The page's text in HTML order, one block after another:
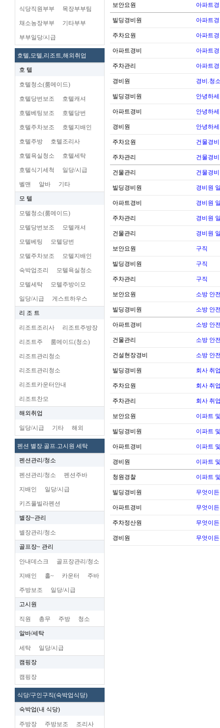
식당직원부부 목장부부팀
채소농장부부 기타부부
부부일당/시급
호텔,모텔,리조트,해외취업
호 텔
호텔청소(룸메이드)
호텔당번보조 호텔캐셔
호텔베팅보조 호텔당번
호텔주차보조 호텔지배인
호텔주방 호텔조리사
호텔욕실청소 호텔세탁
호텔식기세척 일당/시급
벨맨 알바 기타
모 텔
모텔청소(룸메이드)
모텔당번보조 모텔캐셔
모텔베팅 모텔당번
모텔주차보조 모텔지배인
숙박업조리 모텔욕실청소
모텔세탁 모텔주방이모
일당/시급 게스트하우스
리 조 트
리조트조리사 리조트주방장
리조트주 룸메이드(청소)
리조트관리청소
리조트관리청소
리조트카운터안내
리조트찬모
해외취업
일당/시급 기타 해외
펜션 별장.골프.고시원 세탁
펜션관리/청소
펜션관리/청소 펜션주바
지배인 일당/시급
키즈풀빌라펜션
별장~관리
별장관리/청소
골프장~ 관리
안내데스크 골프장관리/청소
지배인 홀~ 카운터 주바
주방보조 일당/시급
고시원
직원 총무 주방 청소
알바/세탁
세탁 일당/시급
캠핑장
캠핑장
식당/구인구직(숙박업식당)
숙박업(내 식당)
주방장 주방보조 조리사
보안요원 아파트
빌딩경비원 아파트
주차요원 아파트
아파트경비 아파트
주차관리 아파트
경비원 경비.청
빌딩경비원 안녕하
아파트경비 안녕하
경비원 안녕하
주차요원 건물경
주차관리 건물경
건물관리 건물경
빌딩경비원 경비원
아파트경비 경비원
주차관리 경비원
건물관리 경비원
보안요원 구직
빌딩경비원 구직
주차관리 구직
보안요원 소방 안
빌딩경비원 소방 안
아파트경비 소방 안
건물관리 소방 안
건설현장경비 소방 안
빌딩경비원 회사 취
주차요원 회사 취
주차관리 회사 취
보안요원 이파트
빌딩경비원 이파트
아파트경비 이파트
경비원 이파트
청원경찰 이파트
빌딩경비원 무엇이
아파트경비 무엇이
주차정산원 무엇이
경비원 무엇이